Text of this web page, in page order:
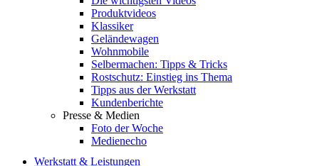
Produktvideos
Klassiker
Geländewagen
Wohnmobile
Selbermachen: Tipps & Tricks
Rostschutz: Einstieg ins Thema
Tipps aus der Werkstatt
Kundenberichte
Presse & Medien
Foto der Woche
Medienecho
Werkstatt & Leistungen